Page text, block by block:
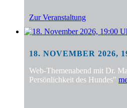
Zur Veranstaltung
18. NOVEMBER 2026,
Web-Themenabend mit Dr.
Persönlichkeit des Hundes"